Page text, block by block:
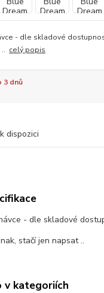
- dle skladové
celý popis
3 dnů
dispozici
- dle skladové
stačí jen napsat ..
v kategoriích